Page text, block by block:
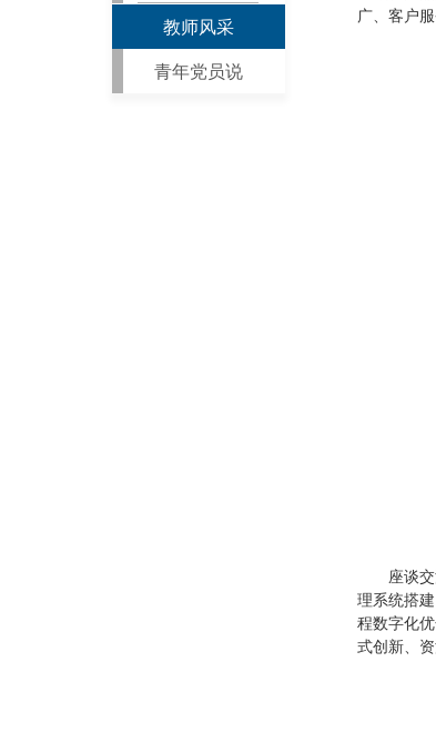
教师风采
青年党员说
广、客户
座谈
理系统搭
程数字化
式创新、